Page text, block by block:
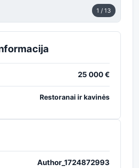
1 / 13
25 000 €
Restoranai ir kavinės
Author_1724872993